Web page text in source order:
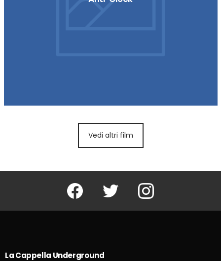
Vedi altri film
Facebook Twitter Instagram
La Cappella Underground